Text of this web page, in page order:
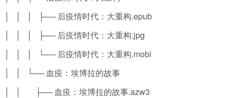
│ │ │ ├── 后疫情时代：大重构.epub
│ │ │ ├── 后疫情时代：大重构.jpg
│ │ │ └── 后疫情时代：大重构.mobi
│ │ └── 血疫：埃博拉的故事
│ │ ├── 血疫：埃博拉的故事.azw3